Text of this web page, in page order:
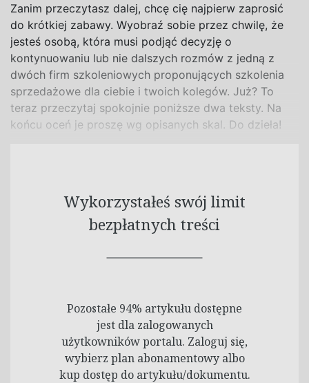
Zanim przeczytasz dalej, chcę cię najpierw zaprosić
do krótkiej zabawy. Wyobraź sobie przez chwilę, że
jesteś osobą, która musi podjąć decyzję o
kontynuowaniu lub nie dalszych rozmów z jedną z
dwóch firm szkoleniowych proponujących szkolenia
sprzedażowe dla ciebie i twoich kolegów. Już? To
teraz przeczytaj spokojnie poniższe dwa teksty. Na
końcu oceń je proszę wg opisanych skal. Do dzieła!
Wykorzystałeś swój limit
bezpłatnych treści
Pozostałe 94% artykułu dostępne
jest dla zalogowanych
użytkowników portalu. Zaloguj się,
wybierz plan abonamentowy albo
kup dostęp do artykułu/dokumentu.